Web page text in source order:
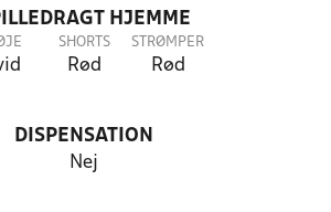
HJEMME
SHORTS
Rød
STRØMPER
Rød
DISPENSATION
Nej